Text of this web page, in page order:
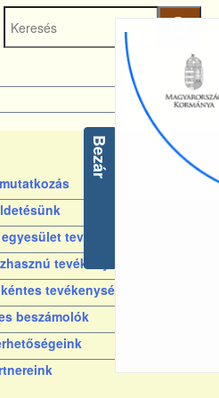
indítása
tevékenysége
tevékenységeink
tevékenységeink
beszámolók
Bezár